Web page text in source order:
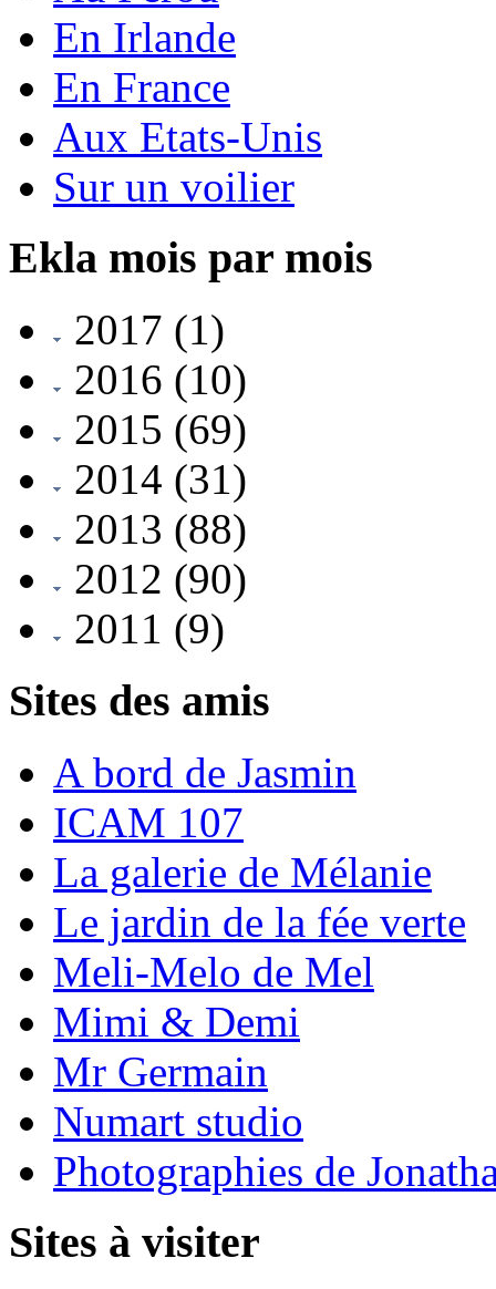
En Irlande
En France
Aux Etats-Unis
Sur un voilier
Ekla mois par mois
2017 (1)
2016 (10)
2015 (69)
2014 (31)
2013 (88)
2012 (90)
2011 (9)
Sites des amis
A bord de Jasmin
ICAM 107
La galerie de Mélanie
Le jardin de la fée verte
Meli-Melo de Mel
Mimi & Demi
Mr Germain
Numart studio
Photographies de
Sites à visiter